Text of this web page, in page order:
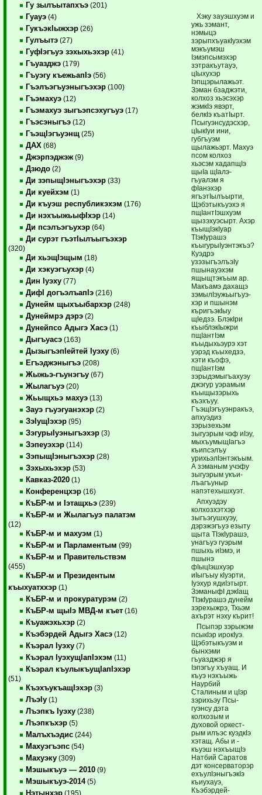
Гу зылъытапхъэ (201)
Гуауэ (4)
ГукъэкIыжхэр (26)
Гулъытэ (27)
ГуфIэгъуэ зэхыхьэхэр (41)
Гъуазджэ (179)
Гъуэгу къежьапIэ (56)
Гъэлъэгъуэныгъэхэр (100)
Гъэмахуэ (12)
Гъэмахуэ зыгъэпсэхугъуэ (17)
Гъэсэныгъэ (12)
ГъэщIэгъуэнщ (25)
ДАХ (68)
Джэрпэджэж (9)
Дзюдо (2)
Ди зэпыщIэныгъэхэр (33)
Ди куейхэм (1)
Ди къуэш республикэхэм (176)
Ди нэхъыжьыфIхэр (14)
Ди псэлъэгъухэр (64)
Ди сурэт гъэтIылъыгъэхэр
(320)
Ди хьэщIэщым (18)
Ди хэкуэгъухэр (4)
Дин Iуэху (77)
ДифI догъэлъапIэ (216)
Дунейм щыхъыбархэр (248)
Дунеймрэ дэрэ (2)
Дунейпсо Адыгэ Хасэ (1)
Дыгъуасэ (163)
ДызыгъэпIейтей Iуэху (6)
Егъэджэныгъэ (208)
Жыжьэ-гъунэгъу (67)
Жылагъуэ (20)
Жьыщхьэ махуэ (13)
Зауэ гъуэгуанэхэр (2)
ЗэIущIэхэр (95)
ЗэгурыIуэныгъэхэр (3)
Зэпеуэхэр (114)
ЗэпыщIэныгъэхэр (28)
Зэхыхьэхэр (53)
Кавказ-2020 (1)
Конференцхэр (16)
КъБР-м и Iэтащхьэ (239)
КъБР-м и Жылагъуэ палатэм
(12)
КъБР-м и махуэм (1)
КъБР-м и Парламентым (99)
КъБР-м и Правительствэм
(455)
КъБР-м и Президентым
къыхуатххэр (1)
КъБР-м и прокуратурэм (2)
КъБР-м щыIэ МВД-м къет (16)
Къуажэхьхэр (2)
Къэбэрдей Адыгэ Хасэ (12)
Къэрал Iуэху (7)
Къэрал IуэхущIапIэхэм (11)
Къэрал къулыкъущIапIэхэр
(51)
КъэхъукъащIэхэр (3)
ЛъэIу (1)
Лъэпкъ Iуэху (238)
Лъэпкъхэр (5)
Малъхъэдис (244)
Махуэгъэпс (54)
Махуэку (309)
Мэшыкъуэ — 2010 (9)
Мэшыкъуэ-2014(5)
Нэтынхэр (195)
Хэку зауэшхуэм и
ужь зэмант,
нэмыцэ
зэрыпхъуакIуэхэм
мэкъумэш
Iэмэпсымэхэр
зэтракъутауэ,
цIыхухэр
Iэпщэрылажьэт.
Зэман бзаджэти,
колхоз хьэсэхэр
жэмкIэ явэрт,
белкIэ къатIырт.
Псыгуэнсудэсхэр,
цIыкIуи ини,
губгъуэм
щылажьэрт. Махуэ
псом колхоз
хьэсэм хадапщIэ
щыIа щIалэ­
гъуалэм я
фIанэхэр
ягъэтIылъырти,
Щэбэтыкъуэхэ я
пщIантIэшхуэм
щызэхуэсырт. Ахэр
къыщIэкIуар
ТIэкIурашэ
къыгурыIуэнтэкъэ?!
Куэдрэ
узэзыгъэлъэIу
пшынауэхэм
ящыщтэ­къым ар.
Макъамэ дахащэ
зэмы­лIэу­жьыгъуэ­
хэр и пшынэм
къригъэкIыу
щIедзэ. БлэкIри
къыблэкIыжри
пщIантIэм
къыдыхьэурэ хэт
уэрэд къыхедзэ,
хэти къофэ,
пщIантIэм
зэрыдэмыгъахуэу
джэгур уэрамым
къыщызэрыхь
къэхъуу.
ГъэщIэгъуэнракъэ,
апхуэдиз
зэрызехьэм
зыгуэрым чэф иIэу,
мыхъу­мыщIагъэ
къипсэлъу
урихьэлIэнтэ­къым.
А зэманым учэфу
зыгуэрым укъи­
лъагъуныр
напэтехышхуэт.
Апхуэдэу
колхозхэтхэр
зыгъэгушхуэу,
дэрэжэгъуэ езыту
щыта ТIэкIурашэ,
унагъуэ гуэрым
пшыхь иIэмэ, и
пшынэ
фIыцIэшхуэр
иIыгъыу кIуэрти,
Iуэхур ядиIэтырт.
ЗэманыфI дэкIащ
ТIэкIу­­рашэ дунейм
зэрехыжрэ, Тхьэм
ахърэт нэху кърит!
Псыпэр зэрыжэм
псыкIэр ирокIуэ.
Щэбэтыкъуэм и
бынхэми
гъуазджэр я
Iэпэгъу хъуащ. И
къуэ нэхъыжь
Наурбий
Сталиным и цIэр
зэрихьэу Псы­
гуэнсу дэта
колхозым и
духовой оркест­
рым илъэс куэдкIэ
хэтащ. Абы и ­
къуэш нэхъыщIэ
Натбий Саратов
дэт консерваторэр
ехъулIэныгъэкIэ
къиухауэ,
Къэбэрдей-